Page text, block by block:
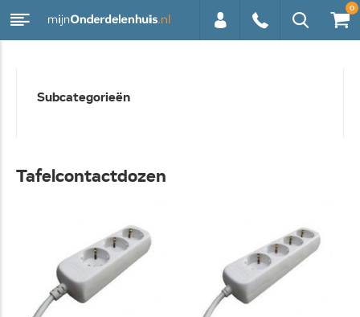
0
Subcategorieën
Tafelcontactdozen